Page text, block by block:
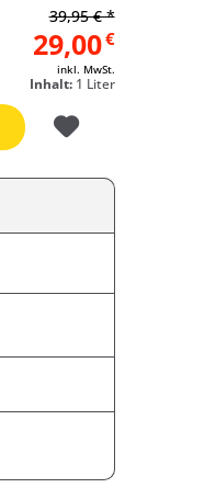
29,00€
inkl. MwSt.
39,95 € *
Inhalt: 1 Liter